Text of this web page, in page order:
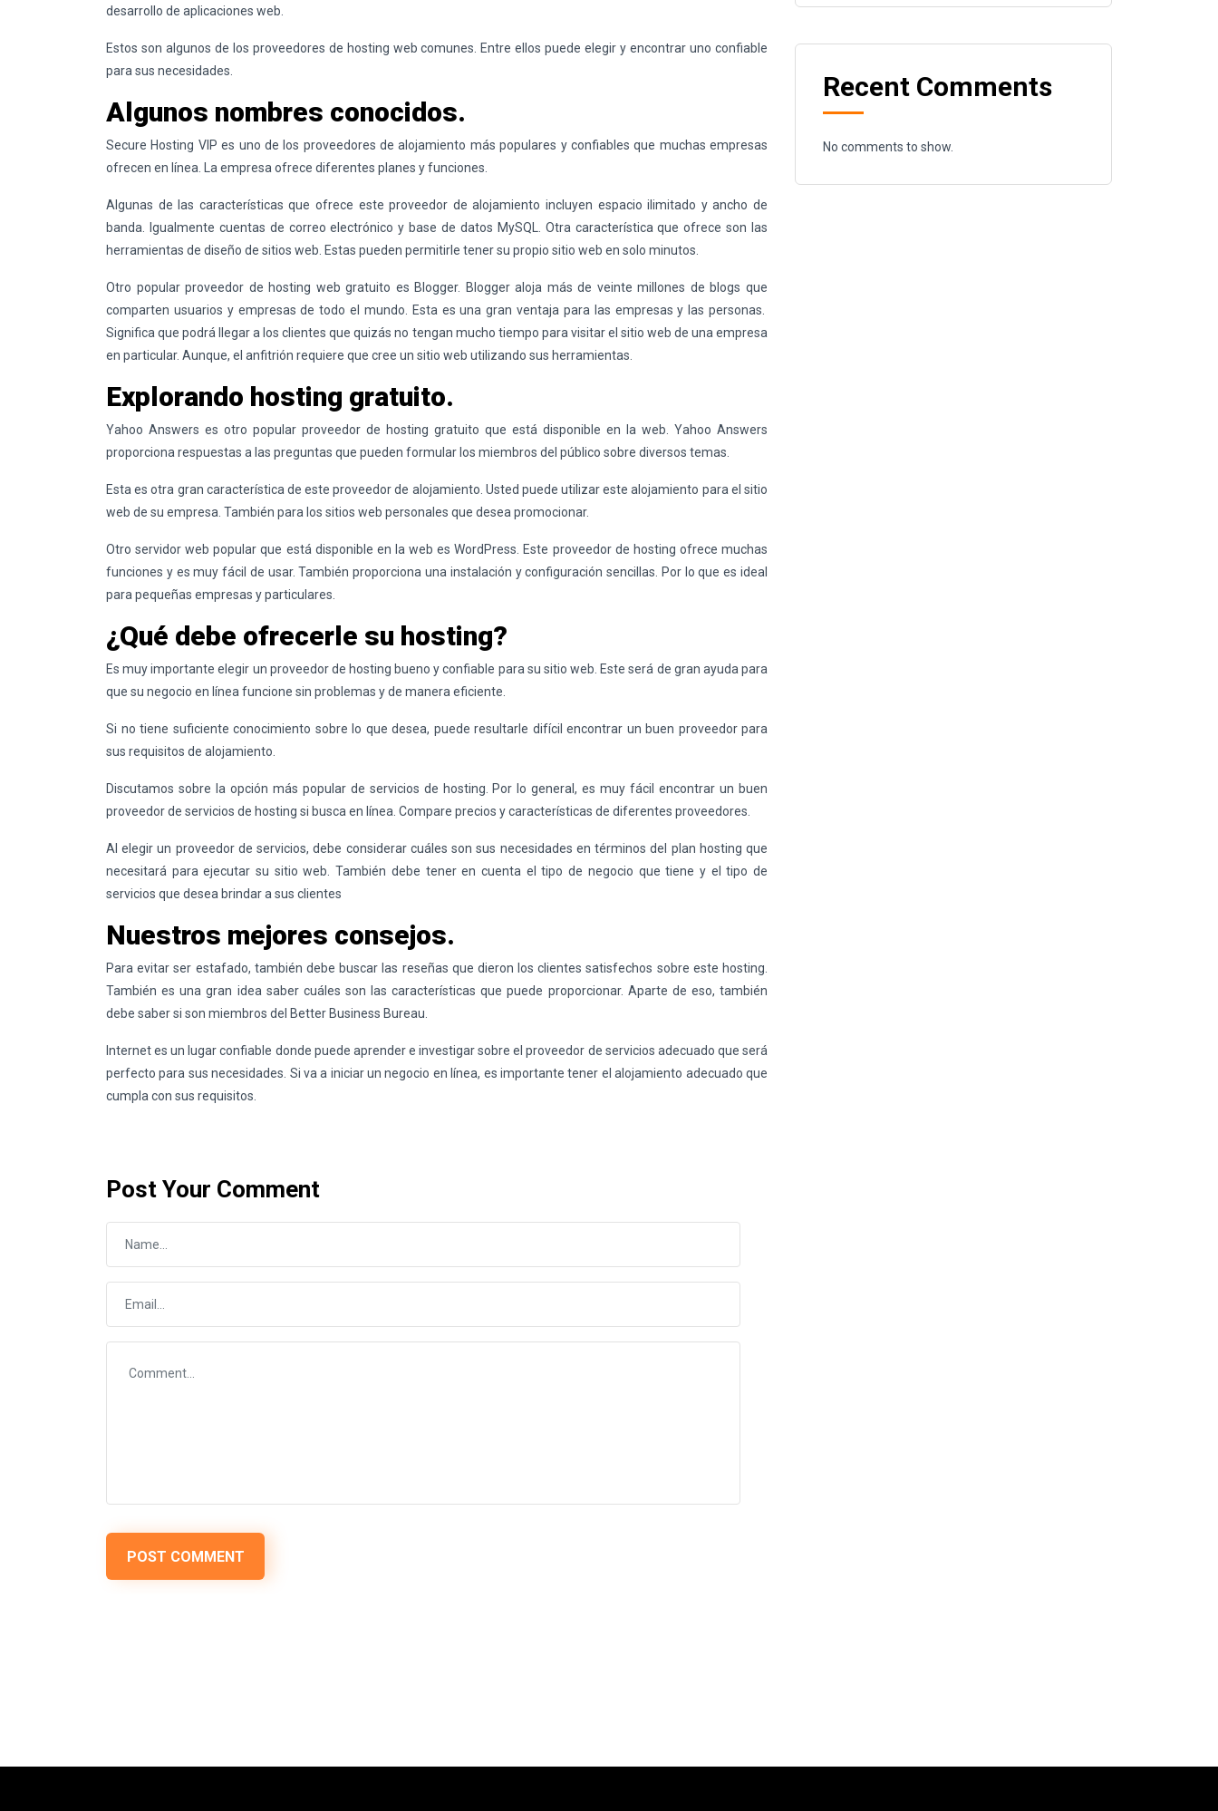
desarrollo de aplicaciones web.
Estos son algunos de los proveedores de hosting web comunes. Entre ellos puede elegir y encontrar uno confiable
para sus necesidades.
Algunos nombres conocidos.
Secure Hosting VIP es uno de los proveedores de alojamiento más populares y confiables que muchas empresas
ofrecen en línea. La empresa ofrece diferentes planes y funciones.
Algunas de las características que ofrece este proveedor de alojamiento incluyen espacio ilimitado y ancho de
banda. Igualmente cuentas de correo electrónico y base de datos MySQL. Otra característica que ofrece son las
herramientas de diseño de sitios web. Estas pueden permitirle tener su propio sitio web en solo minutos.
Otro popular proveedor de hosting web gratuito es Blogger. Blogger aloja más de veinte millones de blogs que
comparten usuarios y empresas de todo el mundo. Esta es una gran ventaja para las empresas y las personas.
Significa que podrá llegar a los clientes que quizás no tengan mucho tiempo para visitar el sitio web de una empresa
en particular. Aunque, el anfitrión requiere que cree un sitio web utilizando sus herramientas.
Explorando hosting gratuito.
Yahoo Answers es otro popular proveedor de hosting gratuito que está disponible en la web. Yahoo Answers
proporciona respuestas a las preguntas que pueden formular los miembros del público sobre diversos temas.
Esta es otra gran característica de este proveedor de alojamiento. Usted puede utilizar este alojamiento para el sitio
web de su empresa. También para los sitios web personales que desea promocionar.
Otro servidor web popular que está disponible en la web es WordPress. Este proveedor de hosting ofrece muchas
funciones y es muy fácil de usar. También proporciona una instalación y configuración sencillas. Por lo que es ideal
para pequeñas empresas y particulares.
¿Qué debe ofrecerle su hosting?
Es muy importante elegir un proveedor de hosting bueno y confiable para su sitio web. Este será de gran ayuda para
que su negocio en línea funcione sin problemas y de manera eficiente.
Si no tiene suficiente conocimiento sobre lo que desea, puede resultarle difícil encontrar un buen proveedor para
sus requisitos de alojamiento.
Discutamos sobre la opción más popular de servicios de hosting. Por lo general, es muy fácil encontrar un buen
proveedor de servicios de hosting si busca en línea. Compare precios y características de diferentes proveedores.
Al elegir un proveedor de servicios, debe considerar cuáles son sus necesidades en términos del plan hosting que
necesitará para ejecutar su sitio web. También debe tener en cuenta el tipo de negocio que tiene y el tipo de
servicios que desea brindar a sus clientes
Nuestros mejores consejos.
Para evitar ser estafado, también debe buscar las reseñas que dieron los clientes satisfechos sobre este hosting.
También es una gran idea saber cuáles son las características que puede proporcionar. Aparte de eso, también
debe saber si son miembros del Better Business Bureau.
Internet es un lugar confiable donde puede aprender e investigar sobre el proveedor de servicios adecuado que será
perfecto para sus necesidades. Si va a iniciar un negocio en línea, es importante tener el alojamiento adecuado que
cumpla con sus requisitos.
Post Your Comment
Recent Comments
No comments to show.